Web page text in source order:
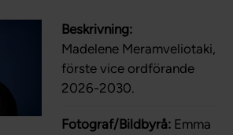
Beskrivning:
Madelene Meramveliotaki,
förste vice ordförande
2026-2030.
Fotograf/Bildbyrå: Emma